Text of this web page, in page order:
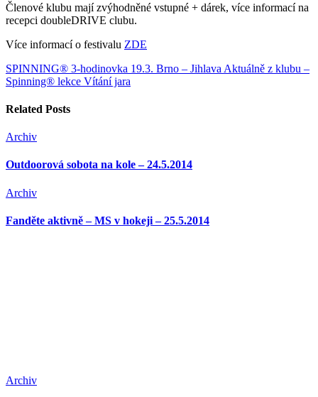
Členové klubu mají zvýhodněné vstupné + dárek, více informací na
recepci doubleDRIVE clubu.
Více informací o festivalu ZDE
SPINNING® 3-hodinovka 19.3. Brno – Jihlava Aktuálně z klubu –
Spinning® lekce Vítání jara
Related Posts
Archiv
Outdoorová sobota na kole – 24.5.2014
Archiv
Fanděte aktivně – MS v hokeji – 25.5.2014
Archiv